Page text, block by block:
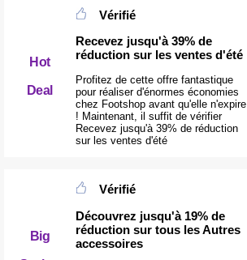
Hot
Deal
Vérifié
Recevez jusqu'à 39% de
réduction sur les ventes d'été
Profitez de cette offre fantastique
pour réaliser d'énormes économies
chez Footshop avant qu'elle n'expire
! Maintenant, il suffit de vérifier
Recevez jusqu'à 39% de réduction
sur les ventes d'été
Big
Vérifié
Découvrez jusqu'à 19% de
réduction sur tous les Autres
accessoires